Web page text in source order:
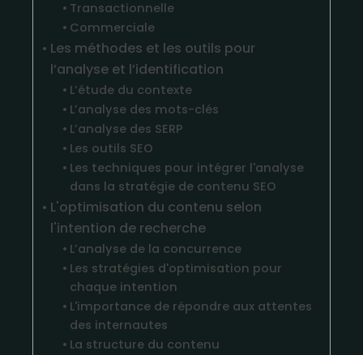
Transactionnelle
Commerciale
Les méthodes et les outils pour
l’analyse et l’identification
L’étude du contexte
L’analyse des mots-clés
L’analyse des SERP
Les outils SEO
Les techniques pour intégrer l'analyse
dans la stratégie de contenu SEO​​
L'optimisation du contenu selon
l'intention de recherche
L’analyse de la concurrence
Les stratégies d'optimisation pour
chaque intention
L'importance de répondre aux attentes
des internautes
La structure du contenu